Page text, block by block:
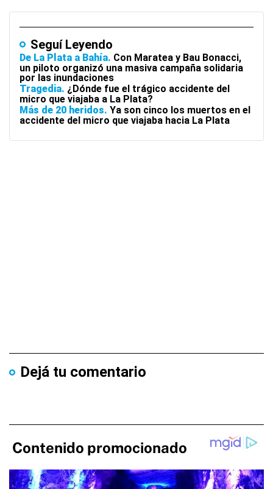
Seguí Leyendo
De La Plata a Bahía Con Maratea y Bau Bonacci,
un piloto organizó una masiva campaña solidaria
por las inundaciones
Tragedia ¿Dónde fue el trágico accidente del
micro que viajaba a La Plata?
Más de 20 heridos Ya son cinco los muertos en el
accidente del micro que viajaba hacia La Plata
Dejá tu comentario